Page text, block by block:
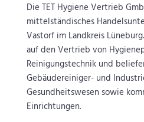
Die TET Hygiene Vertrieb
mittelständisches
Vastorf im Landkreis
auf den Vertrieb von
Reinigungstechnik und
Gebäudereiniger- und
Gesundheitswesen sowie
Einrichtungen.